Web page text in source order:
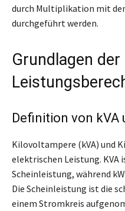
durch Multiplikation mit
durchgeführt werden.
Grundlagen der
Definition von kVA
Kilovoltampere (kVA) und
elektrischen Leistung. KVA
Scheinleistung, während
Die Scheinleistung ist die
einem Stromkreis